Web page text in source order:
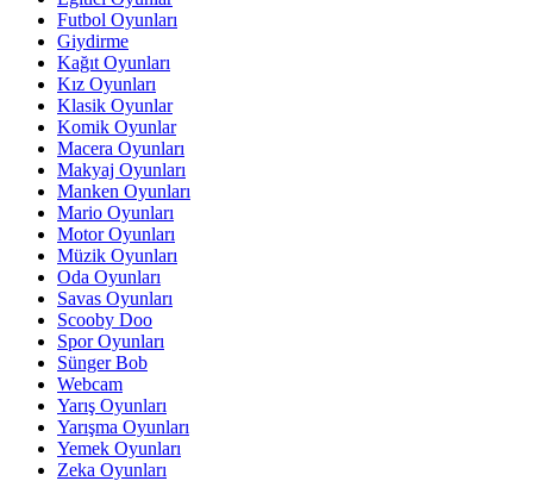
Futbol Oyunları
Giydirme
Kağıt Oyunları
Kız Oyunları
Klasik Oyunlar
Komik Oyunlar
Macera Oyunları
Makyaj Oyunları
Manken Oyunları
Mario Oyunları
Motor Oyunları
Müzik Oyunları
Oda Oyunları
Savas Oyunları
Scooby Doo
Spor Oyunları
Sünger Bob
Webcam
Yarış Oyunları
Yarışma Oyunları
Yemek Oyunları
Zeka Oyunları